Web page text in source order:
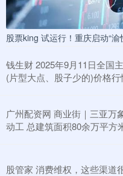
股票king 试运行！重庆启动“渝
钱生财 2025年9月11日全国
(片型大点、股子少的)价格行
广州配资网 商业街｜三亚万
动工 总建筑面积80余万平方
股管家 消费维权，这些渠道